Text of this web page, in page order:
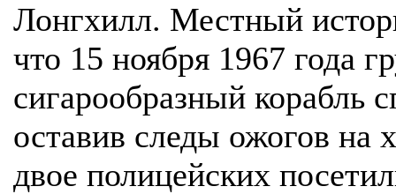
Лонгхилл. Местный
что 15 ноября 1967 года
сигарообразный корабль
оставив следы ожогов на
двое полицейских